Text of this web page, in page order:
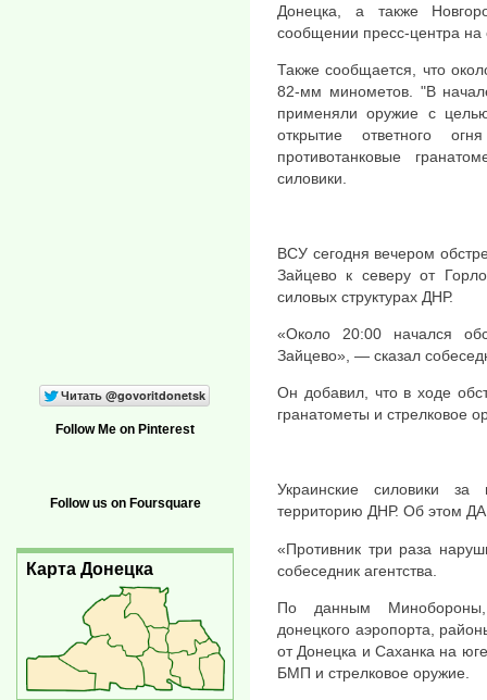
Донецка, а также
сообщении пресс-центра на
Также сообщается, что
82-мм минометов. "В
применяли оружие с
открытие ответного
противотанковые
силовики.
ВСУ сегодня вечером
Зайцево к северу от
силовых структурах ДНР.
«Около 20:00 начался
Зайцево», — сказал
Он добавил, что в ходе
гранатометы и стрелковое
Украинские силовики
территорию ДНР. Об этом
«Противник три раза
собеседник агентства.
По данным Минобороны,
донецкого аэропорта,
от Донецка и Саханка на
БМП и стрелковое оружие.
Follow Me on Pinterest
Follow us on Foursquare
Карта Донецка